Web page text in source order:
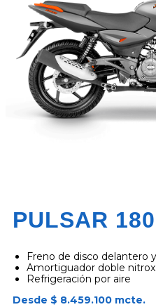
PULSAR
Freno de disco delantero
Amortiguador doble nitrox
Refrigeración por aire
Desde $ 8.459.100 mcte.